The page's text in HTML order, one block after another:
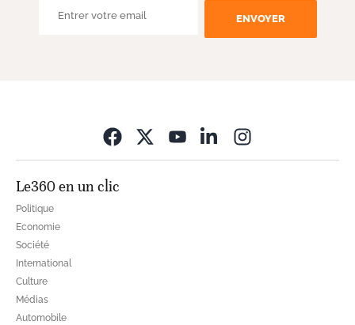
ENVOYER
Le360 en un clic
Politique
Economie
Société
International
Culture
Médias
Automobile